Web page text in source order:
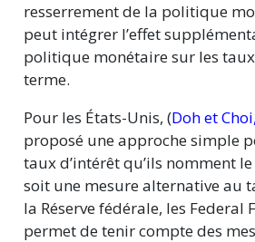
resserrement de la politique
peut intégrer l’effet
politique monétaire sur les
terme.
Pour les États-Unis, (Doh et
proposé une approche simple
taux d’intérêt qu’ils nomment le
soit une mesure alternative au
la Réserve fédérale, les Federal
permet de tenir compte des